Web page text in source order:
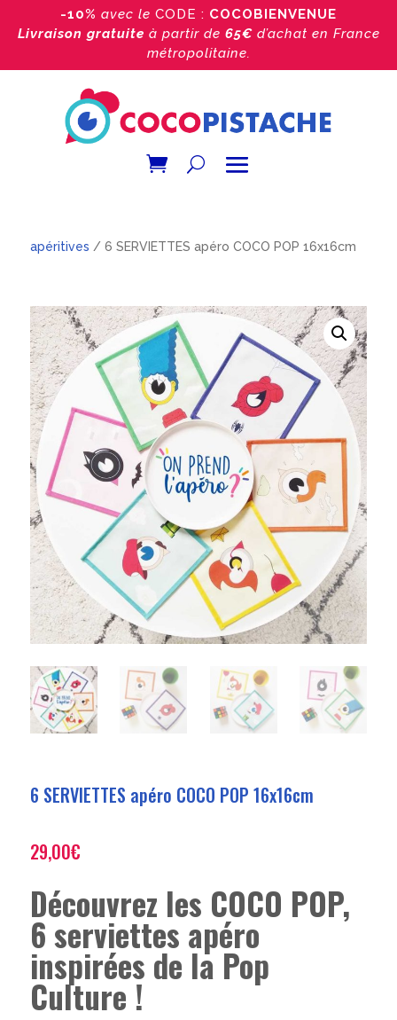
-10% avec le CODE : COCOBIENVENUE
Livraison gratuite à partir de 65€ d’achat en France
métropolitaine.
apéritives / 6 SERVIETTES apéro COCO POP 16x16cm
6 SERVIETTES apéro COCO POP 16x16cm
29,00€
Découvrez les COCO POP,
6 serviettes apéro
inspirées de la Pop
Culture !